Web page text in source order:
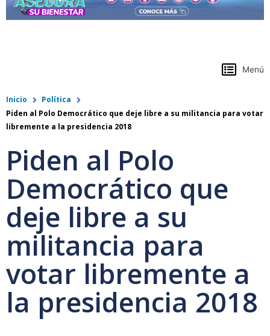
Menú
Inicio
Política
Piden al Polo Democrático que deje libre a su militancia para votar
libremente a la presidencia 2018
Piden al Polo
Democrático que
deje libre a su
militancia para
votar libremente a
la presidencia 2018